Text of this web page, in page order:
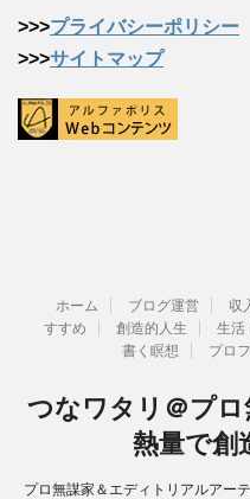
>>>プライバシーポリシー
>>>サイトマップ
ホーム ブログ運営 収
すすめ
創造的人生 生活
書く瞑想
プロ
つなワタリ＠プ
熱量で創
プロ無謀家＆エディトリアルアー